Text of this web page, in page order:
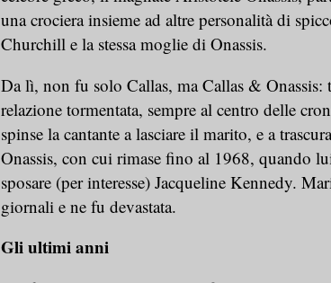
una crociera insieme ad altre personalità di
Churchill e la stessa moglie di Onassis.
Da lì, non fu solo Callas, ma Callas &
relazione tormentata, sempre al centro delle
spinse la cantante a lasciare il marito, e a
Onassis, con cui rimase fino al 1968, quando
sposare (per interesse) Jacqueline Kennedy.
giornali e ne fu devastata.
Gli ultimi anni